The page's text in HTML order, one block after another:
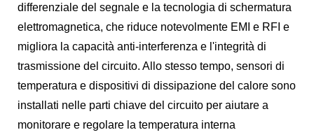
differenziale del segnale e la tecnologia di schermatura
elettromagnetica, che riduce notevolmente EMI e RFI e
migliora la capacità anti-interferenza e l'integrità di
trasmissione del circuito. Allo stesso tempo, sensori di
temperatura e dispositivi di dissipazione del calore sono
installati nelle parti chiave del circuito per aiutare a
monitorare e regolare la temperatura interna